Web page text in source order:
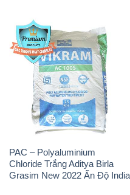
PAC – Polyaluminium
Chloride Trắng Aditya Birla
Grasim New 2022 Ấn Độ India